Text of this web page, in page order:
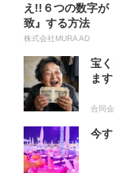
え!!６つの数字が
致』する方法
株式会社MURA AD
宝く
ます
合同
今